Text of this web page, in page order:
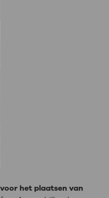
het plaatsen van